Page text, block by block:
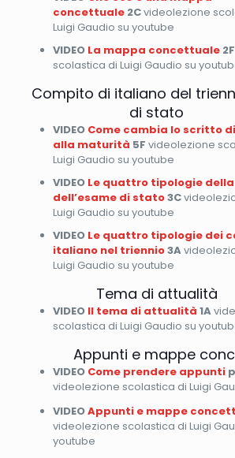
concettuale2Cvideolezione
Luigi Gaudio su youtube
VIDEO La mappa concettuale2F
scolastica di Luigi Gaudio su
Compito di italiano del
di stato
VIDEO Come cambia lo scritto
alla maturità 5F videolezione
Luigi Gaudio su youtube
VIDEO Le quattro tipologie
dell’esame di stato3C
Luigi Gaudio su youtube
VIDEO Le quattro tipologie dei
italiano nel triennio3A
Luigi Gaudio su youtube
Tema di attualità
VIDEO Il tema di attualità 1A
scolastica di Luigi Gaudio su
Appunti e mappe
VIDEO Come prendere appunti
videolezione scolastica di Luigi
VIDEOAppunti e mappe
videolezione scolastica di Luigi
youtube